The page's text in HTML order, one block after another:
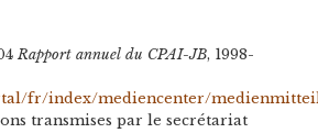
Rapport annuel du CPAI-JB, 1998-
fr/index/mediencenter/
transmises par le secrétariat